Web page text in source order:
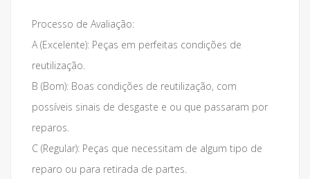
Processo de Avaliação:
A (Excelente): Peças em perfeitas condições de
reutilização.
B (Bom): Boas condições de reutilização, com
possíveis sinais de desgaste e ou que passaram por
reparos.
C (Regular): Peças que necessitam de algum tipo de
reparo ou para retirada de partes.